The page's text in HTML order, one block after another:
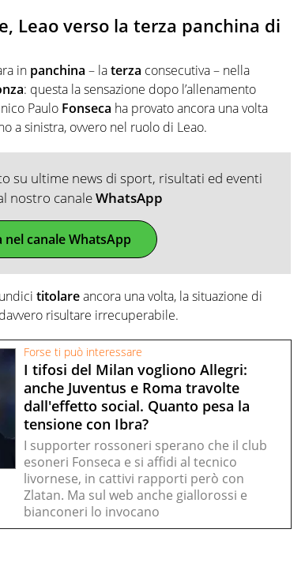
Leao verso la terza panchina di
in panchina – laterza consecutiva – nella
: questa la sensazione dopo l’allenamento
Paulo Fonseca ha provato ancora una volta
a sinistra, ovvero nel ruolo di Leao.
su ultime news di sport, risultati ed eventi
nostro canaleWhatsApp
nel canale WhatsApp
titolareancora una volta, la situazione di
risultare irrecuperabile.
Forse ti può interessare
I tifosi del Milan vogliono Allegri:
anche Juventus e Roma travolte
dall'effetto social. Quanto pesa la
tensione con Ibra?
I supporter rossoneri sperano che il club
esoneri Fonseca e si affidi al tecnico
livornese, in cattivi rapporti però con
Zlatan. Ma sul web anche giallorossi e
bianconeri lo invocano